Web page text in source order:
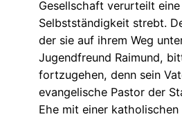
Gesellschaft verurteilt
Selbstständigkeit strebt.
der sie auf ihrem Weg
Jugendfreund Raimund,
fortzugehen, denn sein
evangelische Pastor der
Ehe mit einer katholischen